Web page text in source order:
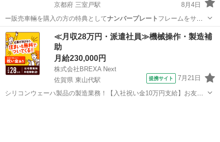
京都府 三室戸駅
8月4日
ー販売車輛を購入の方の特典としてナンバープレート フレームをサー
ビスさせて頂きます…
京都 宇治市 三室戸駅 ホンダ 二輪車
≪月収28万円・派遣社員≫機械操作・製造補
助
月給230,000円
株式会社BREXA Next
佐賀県 東山代駅
提携サイト 7月21日
シリコンウェーハ製品の製造業務！【入社祝い金10万円支給】お友達